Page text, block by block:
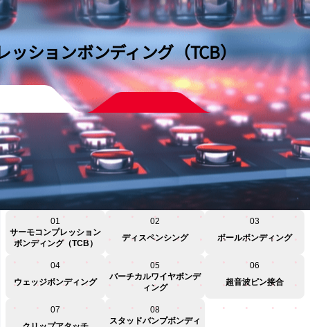
ッションボンディング（TCB）
01
サーモコンプレッション
ボンディング（TCB）
02
ディスペンシング
03
ボールボンディング
04
ウェッジボンディング
05
バーチカルワイヤボンデ
ィング
06
超音波ピン接合
07
08
スタッドバンプボンディ